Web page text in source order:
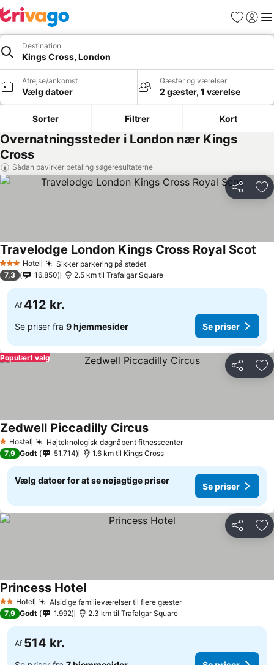
Favoritter
Log ind
Destination
Kings Cross, London
Afrejse/ankomst
Vælg datoer
Gæster og værelser
2 gæster, 1 værelse
Sorter Filtrer Kort
Overnatningssteder i London nær Kings
Cross
Sådan påvirker betaling søgeresultaterne
Del
3 StjernerHotel Sikker parkering på stedetSe priser
Travelodge London Kings Cross Royal Scot
7,3 16.850 2.5 km til Trafalgar Square
Af 412 kr.
Se priser fra 9 hjemmesider Se priser
Del
Populært valg
1 Stjerner
Hostel Højteknologisk døgnåbent fitnesscenterSe priser
Zedwell Piccadilly CircusSe priser
7,9 Godt 51.714 1.6 km til Kings Cross
Vælg datoer for at se nøjagtige priser
Se priser
Del
2 Stjerner
Hotel Alsidige familieværelser til flere gæsterSe priser
Princess HotelSe priser
7,9 Godt 1.992 2.3 km til Trafalgar Square
Af 514 kr.